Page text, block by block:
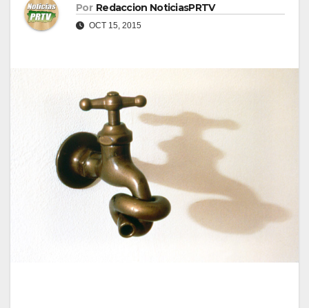
Por Redaccion NoticiasPRTV
OCT 15, 2015